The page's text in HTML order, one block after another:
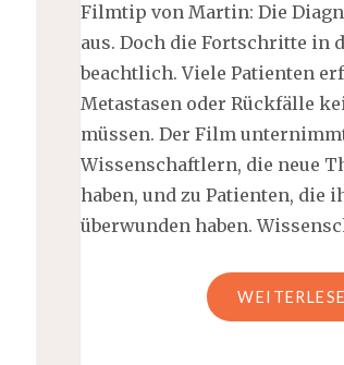
Filmtip von Martin: Die
aus. Doch die Fortschritte in
beachtlich. Viele Patienten
Metastasen oder Rückfälle
müssen. Der Film
Wissenschaftlern, die neue
haben, und zu Patienten, die
überwunden haben.